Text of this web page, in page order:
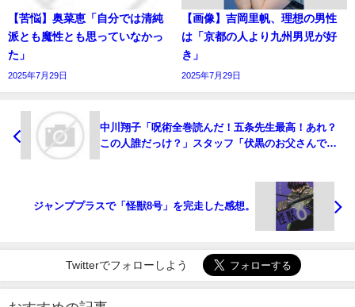
【苦悩】奥菜恵「自分では清純
派とも魔性とも思っていなかっ
た」
2025年7月29日
【画像】吉岡里帆、理想の男性
は「京都の人より九州男児が好
き」
2025年7月29日
中川翔子「呪術全巻読んだ！五条先生最高！あれ？
この人誰だっけ？」スタッフ「伏黒のお父さんです
ジャンププラスで「怪獣8号」を完走した感想。
Twitterでフォローしよう